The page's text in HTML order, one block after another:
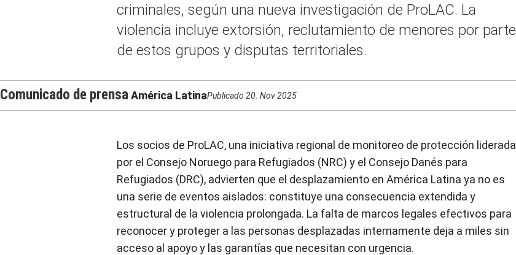
criminales, según una nueva investigación de ProLAC. La
violencia incluye extorsión, reclutamiento de menores por parte
de estos grupos y disputas territoriales.
Comunicado de prensaAmérica LatinaPublicado 20. Nov 2025
Los socios de ProLAC, una iniciativa regional de monitoreo de protección liderada
por el Consejo Noruego para Refugiados (NRC) y el Consejo Danés para
Refugiados (DRC), advierten que el desplazamiento en América Latina ya no es
una serie de eventos aislados: constituye una consecuencia extendida y
estructural de la violencia prolongada. La falta de marcos legales efectivos para
reconocer y proteger a las personas desplazadas internamente deja a miles sin
acceso al apoyo y las garantías que necesitan con urgencia.